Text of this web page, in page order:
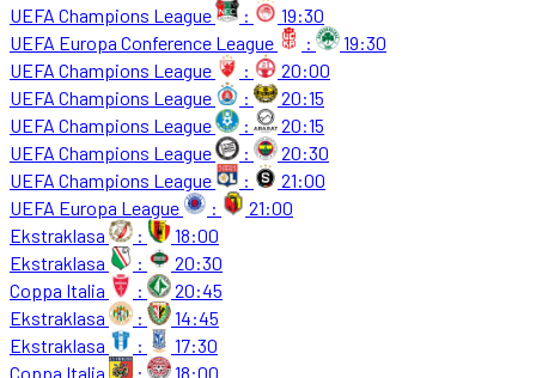
UEFA Champions League
:
19:30
UEFA Europa Conference League
:
19:30
UEFA Champions League
:
20:00
UEFA Champions League
:
20:15
UEFA Champions League
:
20:15
UEFA Champions League
:
20:30
UEFA Champions League
:
21:00
UEFA Europa League
:
21:00
Ekstraklasa
:
18:00
Ekstraklasa
:
20:30
Coppa Italia
:
20:45
Ekstraklasa
:
14:45
Ekstraklasa
:
17:30
Coppa Italia
:
18:00